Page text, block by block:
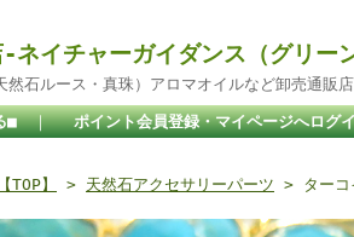
イチャーガイダンス（グリーン
石ルース・真珠）アロマオイルなど卸売通販店
■ ｜ ポイント会員登録・マイページへログ
】 > 天然石アクセサリーパーツ > ターコ